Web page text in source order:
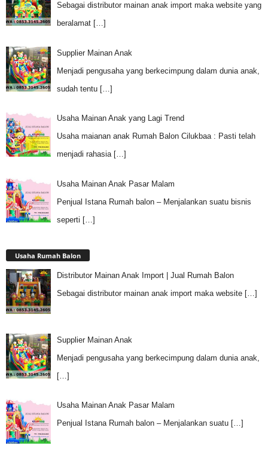
Sebagai distributor mainan anak import maka website yang
beralamat […]
Supplier Mainan Anak
Menjadi pengusaha yang berkecimpung dalam dunia anak,
sudah tentu […]
Usaha Mainan Anak yang Lagi Trend
Usaha maianan anak Rumah Balon Cilukbaa : Pasti telah
menjadi rahasia […]
Usaha Mainan Anak Pasar Malam
Penjual Istana Rumah balon – Menjalankan suatu bisnis
seperti […]
Usaha Rumah Balon
Distributor Mainan Anak Import | Jual Rumah Balon
Sebagai distributor mainan anak import maka website […]
Supplier Mainan Anak
Menjadi pengusaha yang berkecimpung dalam dunia anak,
[…]
Usaha Mainan Anak Pasar Malam
Penjual Istana Rumah balon – Menjalankan suatu […]